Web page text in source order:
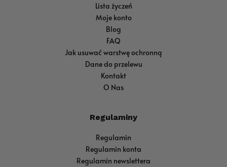
Lista życzeń
Moje konto
Blog
FAQ
Jak usuwać warstwę ochronną
Dane do przelewu
Kontakt
O Nas
Regulaminy
Regulamin
Regulamin konta
Regulamin newslettera